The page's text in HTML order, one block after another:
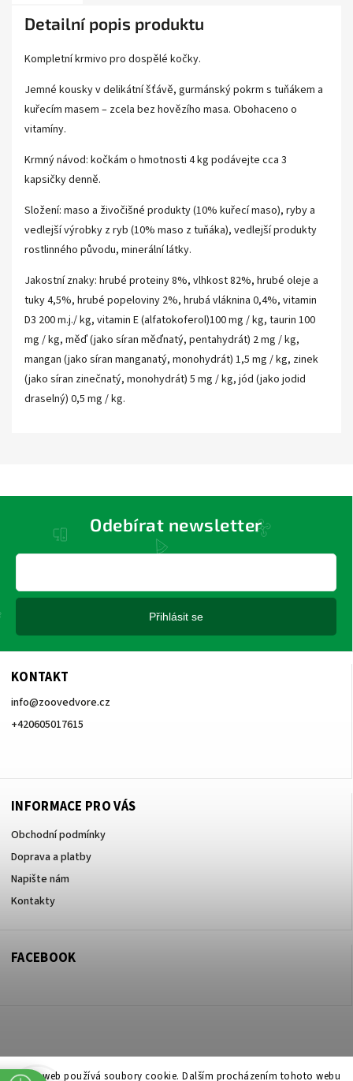
Tento web používá soubory cookie. Dalším procházením tohoto webu
Detailní popis produktu
Kompletní krmivo pro dospělé kočky.
Jemné kousky v delikátní šťávě, gurmánský pokrm s tuňákem a
kuřecím masem – zcela bez hovězího masa. Obohaceno o
vitamíny.
Krmný návod: kočkám o hmotnosti 4 kg podávejte cca 3
kapsičky denně.
Složení: maso a živočišné produkty (10% kuřecí maso), ryby a
vedlejší výrobky z ryb (10% maso z tuňáka), vedlejší produkty
rostlinného původu, minerální látky.
Jakostní znaky: hrubé proteiny 8%, vlhkost 82%, hrubé oleje a
tuky 4,5%, hrubé popeloviny 2%, hrubá vláknina 0,4%, vitamin
D3 200 m.j./ kg, vitamin E (alfatokoferol)100 mg / kg, taurin 100
mg / kg, měď (jako síran měďnatý, pentahydrát) 2 mg / kg,
mangan (jako síran manganatý, monohydrát) 1,5 mg / kg, zinek
(jako síran zinečnatý, monohydrát) 5 mg / kg, jód (jako jodid
draselný) 0,5 mg / kg.
KONTAKT
info@zoovedvore.cz
+420605017615
INFORMACE PRO VÁS
Obchodní podmínky
Doprava a platby
Napište nám
Kontakty
Odebírat newsletter
Přihlásit se
FACEBOOK
Copyright 2026 ZOO ve dvoře Praha 5. Všechna práva vyhrazena.